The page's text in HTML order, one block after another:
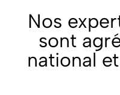
Nos
sont
national